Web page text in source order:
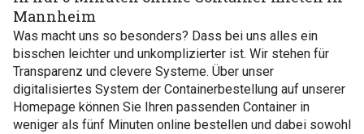
Mannheim
Was macht uns so besonders? Dass bei uns alles ein
bisschen leichter und unkomplizierter ist. Wir stehen für
Transparenz und clevere Systeme. Über unser
digitalisiertes System der Containerbestellung auf unserer
Homepage können Sie Ihren passenden Container in
weniger als fünf Minuten online bestellen und dabei sowohl